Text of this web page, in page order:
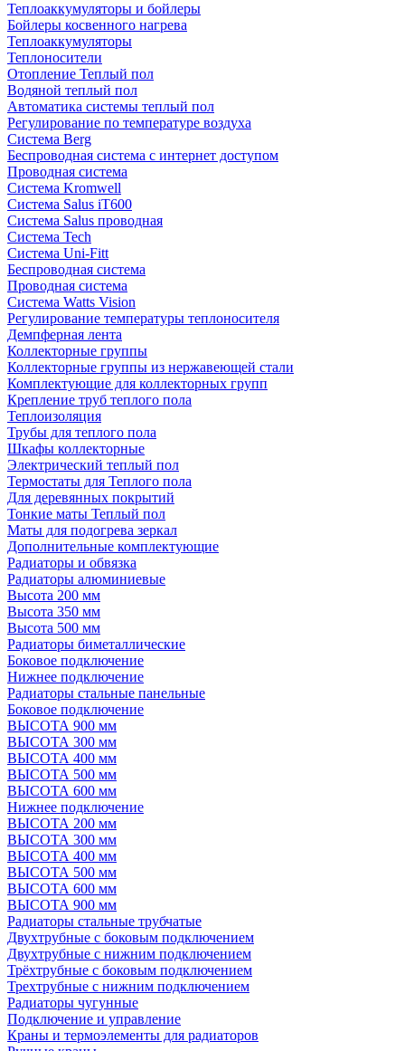
Теплоаккумуляторы и бойлеры
Бойлеры косвенного нагрева
Теплоаккумуляторы
Теплоносители
Отопление Теплый пол
Водяной теплый пол
Автоматика системы теплый пол
Регулирование по температуре воздуха
Система Berg
Беспроводная система с интернет доступом
Проводная система
Система Kromwell
Система Salus iT600
Система Salus проводная
Система Tech
Система Uni-Fitt
Беспроводная система
Проводная система
Система Watts Vision
Регулирование температуры теплоносителя
Демпферная лента
Коллекторные группы
Коллекторные группы из нержавеющей стали
Комплектующие для коллекторных групп
Крепление труб теплого пола
Теплоизоляция
Трубы для теплого пола
Шкафы коллекторные
Электрический теплый пол
Термостаты для Теплого пола
Для деревянных покрытий
Тонкие маты Теплый пол
Маты для подогрева зеркал
Дополнительные комплектующие
Радиаторы и обвязка
Радиаторы алюминиевые
Высота 200 мм
Высота 350 мм
Высота 500 мм
Радиаторы биметаллические
Боковое подключение
Нижнее подключение
Радиаторы стальные панельные
Боковое подключение
ВЫСОТА 900 мм
ВЫСОТА 300 мм
ВЫСОТА 400 мм
ВЫСОТА 500 мм
ВЫСОТА 600 мм
Нижнее подключение
ВЫСОТА 200 мм
ВЫСОТА 300 мм
ВЫСОТА 400 мм
ВЫСОТА 500 мм
ВЫСОТА 600 мм
ВЫСОТА 900 мм
Радиаторы стальные трубчатые
Двухтрубные с боковым подключением
Двухтрубные с нижним подключением
Трёхтрубные с боковым подключением
Трехтрубные с нижним подключением
Радиаторы чугунные
Подключение и управление
Краны и термоэлементы для радиаторов